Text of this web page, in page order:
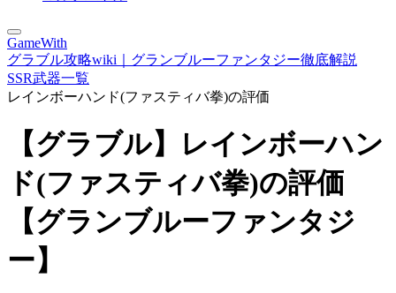
GameWith
グラブル攻略wiki｜グランブルーファンタジー徹底解説
SSR武器一覧
レインボーハンド(ファスティバ拳)の評価
【グラブル】レインボーハン
ド(ファスティバ拳)の評価
【グランブルーファンタジ
ー】